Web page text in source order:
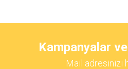
bozuk veya görüntülenemiyor.
Kampanyalar
Mail adresinizi